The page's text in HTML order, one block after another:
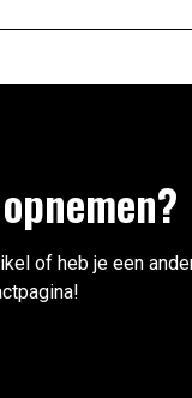
of heb je een